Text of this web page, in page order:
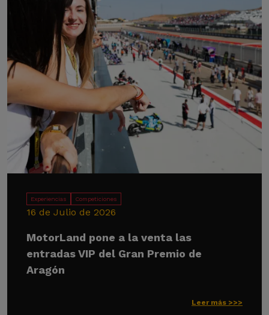
Experiencias Competiciones
16 de Julio de 2026
MotorLand pone a la venta las
entradas VIP del Gran Premio de
Aragón
Leer más >>>